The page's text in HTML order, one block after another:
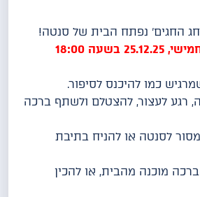
החגים' נפתח הבית של סנטה!
בשעה 18:00
כמו להיכנס לסיפור.
רגע לעצור, להצטלם ולשתף ברכה
לסנטה או להניח בתיבת
מוכנה מהבית, או להכין